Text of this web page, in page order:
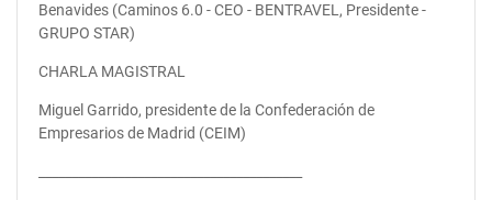
Benavides (Caminos 6.0 - CEO - BENTRAVEL, Presidente -
GRUPO STAR)
CHARLA MAGISTRAL
Miguel Garrido, presidente de la Confederación de
Empresarios de Madrid (CEIM)